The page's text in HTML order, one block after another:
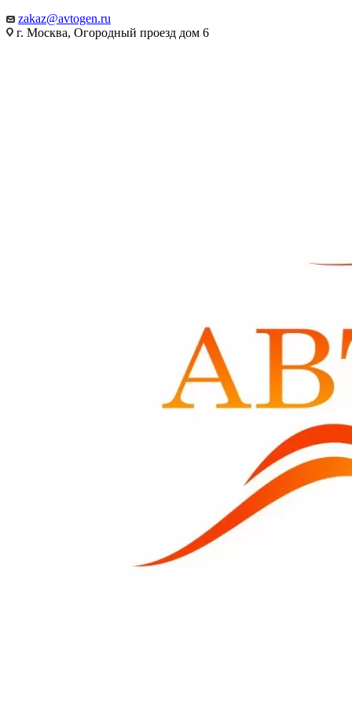
zakaz@avtogen.ru
г. Москва, Огородный проезд дом 6